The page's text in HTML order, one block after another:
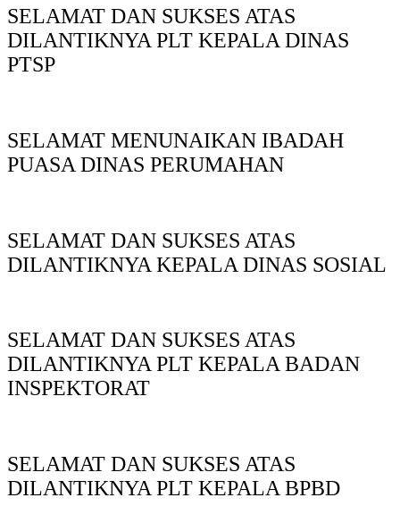
SELAMAT DAN SUKSES ATAS
DILANTIKNYA PLT KEPALA DINAS
PTSP
SELAMAT MENUNAIKAN IBADAH
PUASA DINAS PERUMAHAN
SELAMAT DAN SUKSES ATAS
DILANTIKNYA KEPALA DINAS SOSIAL
SELAMAT DAN SUKSES ATAS
DILANTIKNYA PLT KEPALA BADAN
INSPEKTORAT
SELAMAT DAN SUKSES ATAS
DILANTIKNYA PLT KEPALA BPBD